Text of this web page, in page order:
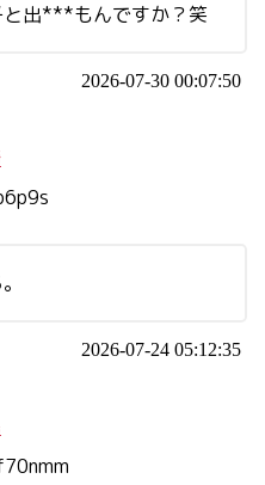
と出***もんですか？笑
2026-07-30 00:07:50
2026-07-24 05:12:35